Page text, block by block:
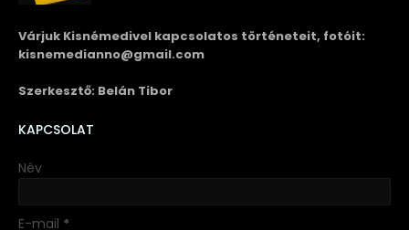
Várjuk Kisnémedivel kapcsolatos történeteit, fotóit:
kisnemedianno@gmail.com
Szerkesztő: Belán Tibor
KAPCSOLAT
Név
E-mail *